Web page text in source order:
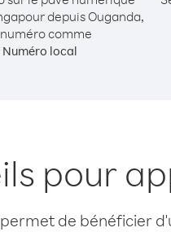
depuis Ouganda,
comme
Numéro local
pour
de bénéficier